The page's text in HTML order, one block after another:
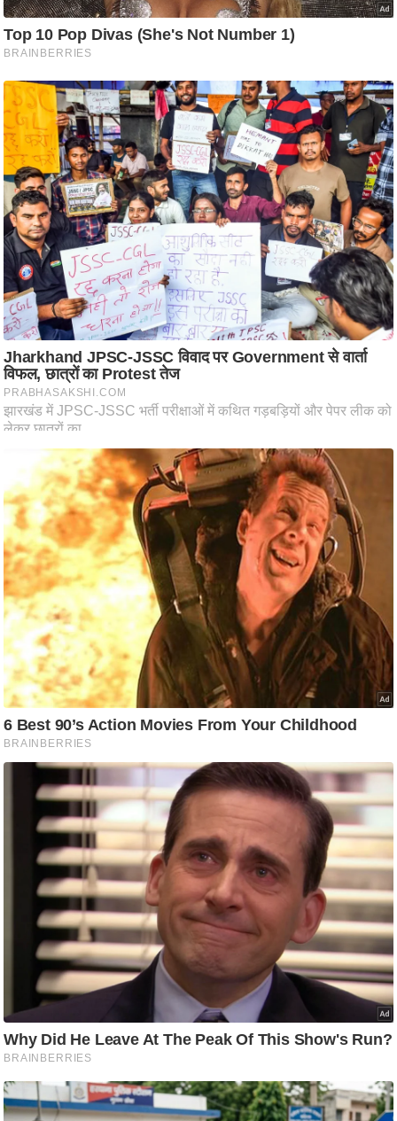
म
सा
म
यि
क
मा
तृ
भू
मि
स्तं
भ
ए
म
.
र
.
आ
चा
य
प
र
स
मी
क्षा
ध
र्म
ज्यो
ति
ष
व्र
त
त्यो
हा
र